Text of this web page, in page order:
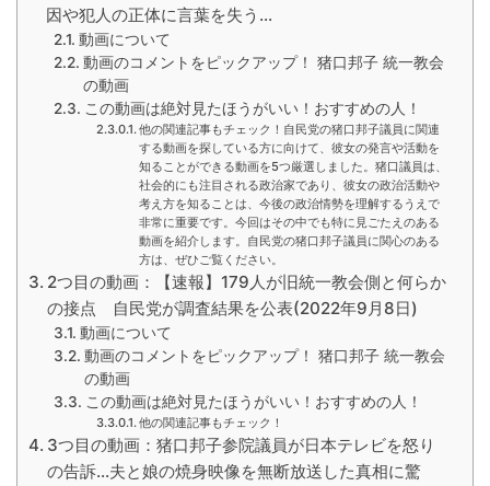
因や犯人の正体に言葉を失う...
動画について
動画のコメントをピックアップ！ 猪口邦子 統一教会
の動画
この動画は絶対見たほうがいい！おすすめの人！
他の関連記事もチェック！自民党の猪口邦子議員に関連
する動画を探している方に向けて、彼女の発言や活動を
知ることができる動画を5つ厳選しました。猪口議員は、
社会的にも注目される政治家であり、彼女の政治活動や
考え方を知ることは、今後の政治情勢を理解するうえで
非常に重要です。今回はその中でも特に見ごたえのある
動画を紹介します。自民党の猪口邦子議員に関心のある
方は、ぜひご覧ください。
2つ目の動画：【速報】179人が旧統一教会側と何らか
の接点 自民党が調査結果を公表(2022年9月8日)
動画について
動画のコメントをピックアップ！ 猪口邦子 統一教会
の動画
この動画は絶対見たほうがいい！おすすめの人！
他の関連記事もチェック！
3つ目の動画：猪口邦子参院議員が日本テレビを怒り
の告訴...夫と娘の焼身映像を無断放送した真相に驚